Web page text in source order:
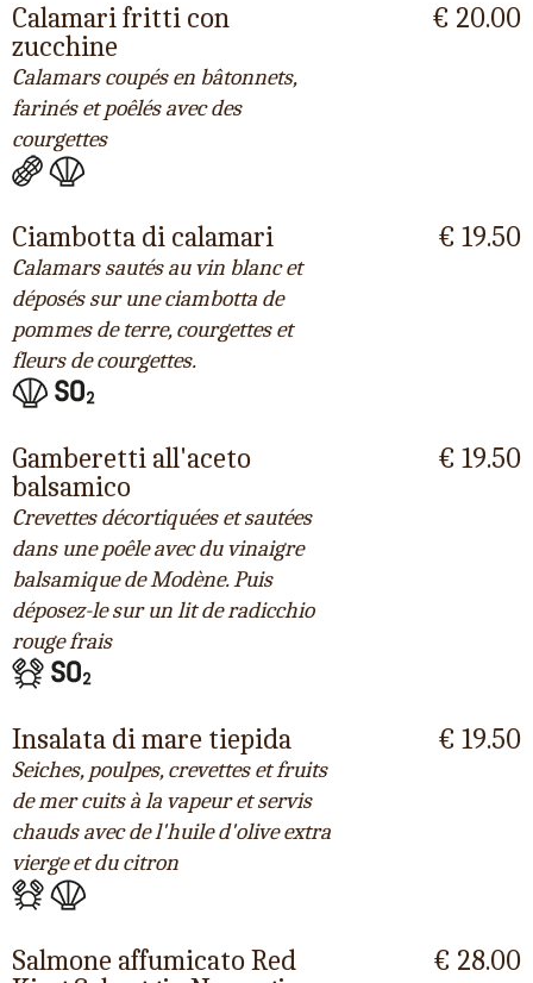
Calamari fritti con
zucchine
Calamars coupés en bâtonnets,
farinés et poêlés avec des
courgettes
€ 20.00
Ciambotta di calamari
Calamars sautés au vin blanc et
déposés sur une ciambotta de
pommes de terre, courgettes et
fleurs de courgettes.
€ 19.50
Gamberetti all'aceto
balsamico
Crevettes décortiquées et sautées
dans une poêle avec du vinaigre
balsamique de Modène. Puis
déposez-le sur un lit de radicchio
rouge frais
€ 19.50
Insalata di mare tiepida
Seiches, poulpes, crevettes et fruits
de mer cuits à la vapeur et servis
chauds avec de l'huile d'olive extra
vierge et du citron
€ 19.50
Salmone affumicato Red
€ 28.00